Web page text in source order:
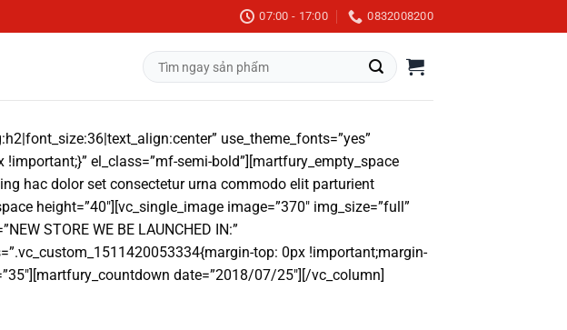
07:00 - 17:00 0832008200
Tìm
kiếm:
use_theme_fonts=”yes”
el_class=”mf-semi-bold”][martfury_empty_space
hac dolor set consectetur urna commodo elit parturient
height=”40″][vc_single_image image=”370″ img_size=”full”
STORE WE BE LAUNCHED IN:”
top: 0px !important;margin-
date=”2018/07/25″][/vc_column]